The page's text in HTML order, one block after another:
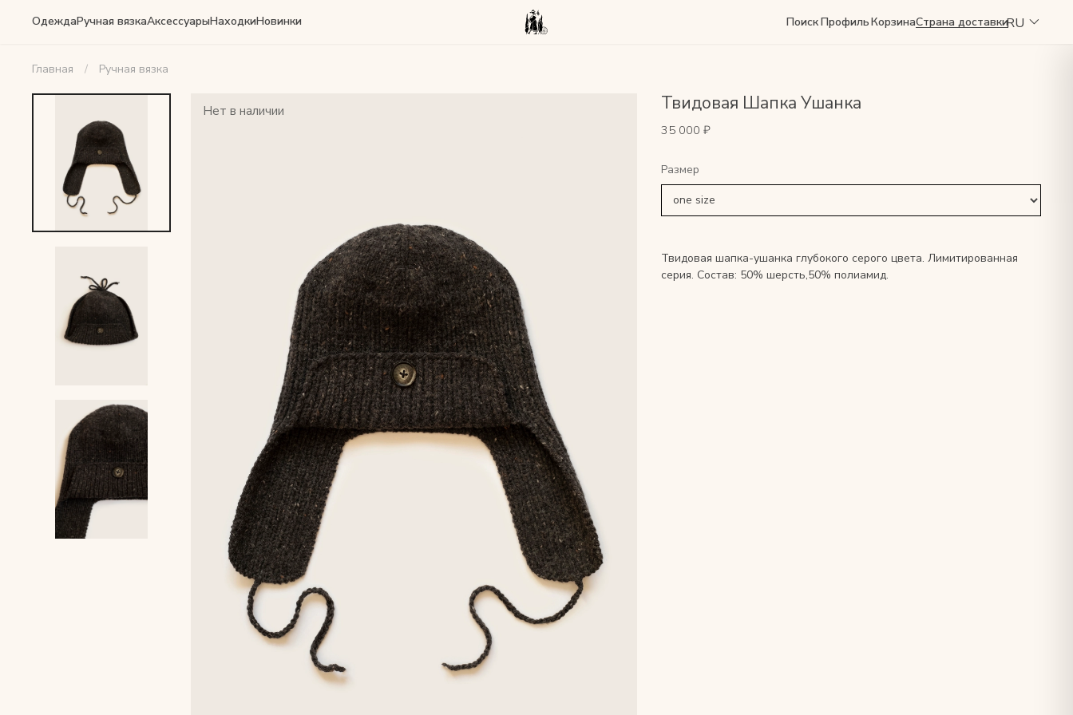
ОдеждаРучная вязкаАксессуарыНаходкиНовинки ПоискПрофильКорзинаСтрана доставкиRU
Главная Ручная вязка
Нет в наличии Твидовая Шапка Ушанка
35 000 ₽
Твидовая шапка-ушанка глубокого серого цвета. Лимитированная
серия. Состав: 50% шерсть,50% полиамид.